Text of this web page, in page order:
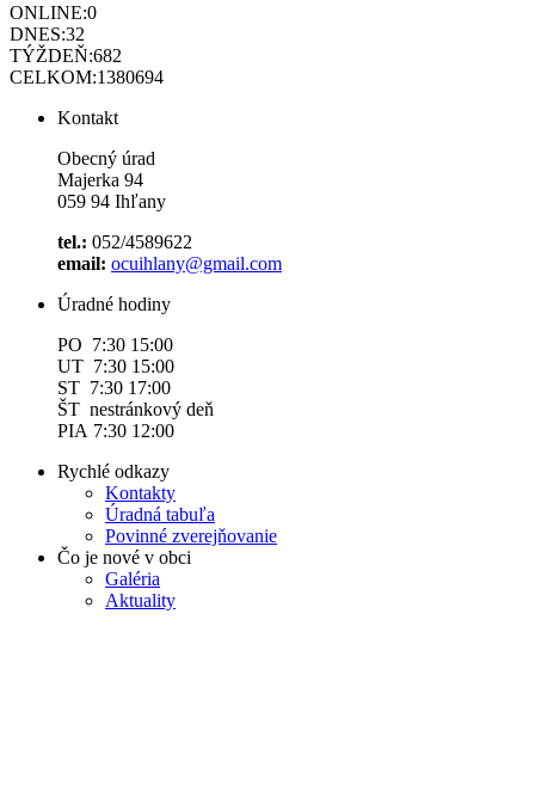
ONLINE:0
DNES:32
TÝŽDEŇ:682
CELKOM:1380694
Kontakt
Obecný úrad
Majerka 94
059 94 Ihľany
tel.: 052/4589622
email: ocuihlany@gmail.com
Úradné hodiny
PO 7:30 15:00
UT 7:30 15:00
ST 7:30 17:00
ŠT nestránkový deň
PIA 7:30 12:00
Rychlé odkazy
Kontakty
Úradná tabuľa
Povinné zverejňovanie
Čo je nové v obci
Galéria
Aktuality